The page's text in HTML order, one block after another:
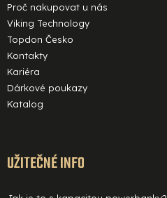
Proč nakupovat u nás
Viking Technology
Topdon Česko
Kontakty
Kariéra
Dárkové poukazy
Katalog
UŽITEČNÉ INFO